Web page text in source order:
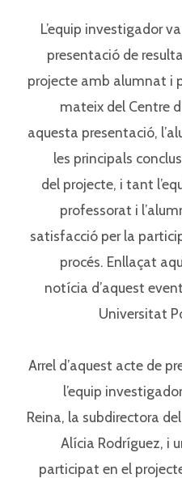
L’equip investigador
presentació de
projecte amb alumnat i
mateix del Centre
aquesta presentació,
les principals
del projecte, i tant
professorat i
satisfacció per la
procés. Enllaçat
notícia d’aquest
Universitat
Arrel d’aquest acte de
l’equip
Reina, la subdirectora
Alícia Rodríguez, i
participat en el